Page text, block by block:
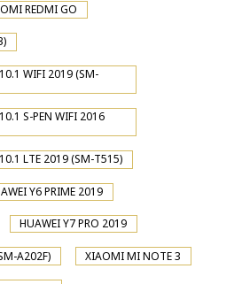
REDMI GO
WIFI 2019 (SM-
S-PEN WIFI 2016
LTE 2019 (SM-T515)
Y6 PRIME 2019
HUAWEI Y7 PRO 2019
A202F) XIAOMI MI NOTE 3